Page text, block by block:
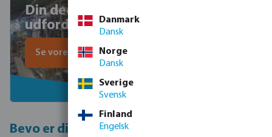
Din dedikerede partner i alle
udfordrende projekter
Se vores sortiment
Bevo er din ekspert i intelligente
Danmark
Dansk
Norge
Dansk
Sverige
Svensk
Finland
Engelsk